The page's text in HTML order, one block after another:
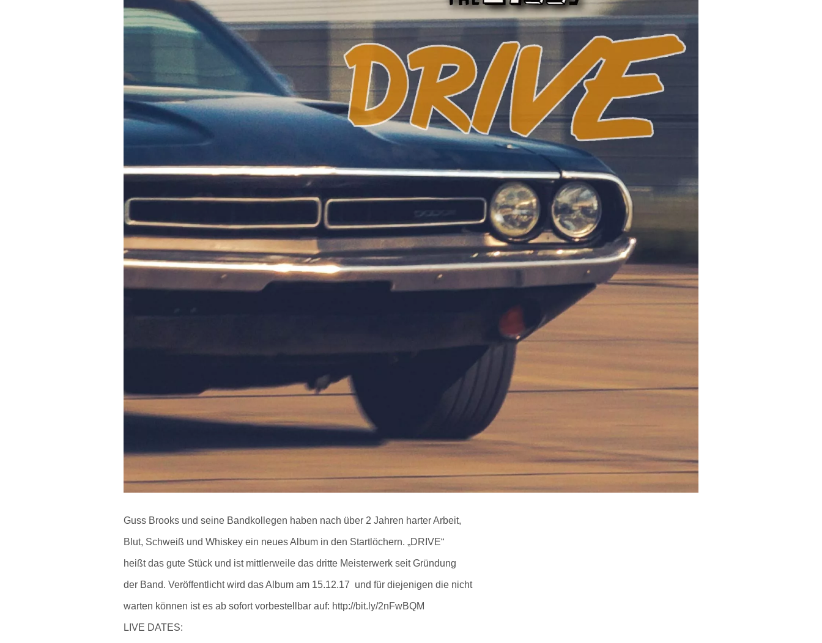
Guss Brooks und seine Bandkollegen haben nach über 2 Jahren harter Arbeit,
Blut, Schweiß und Whiskey ein neues Album in den Startlöchern. „DRIVE“
heißt das gute Stück und ist mittlerweile das dritte Meisterwerk seit Gründung
der Band. Veröffentlicht wird das Album am 15.12.17 und für diejenigen die nicht
warten können ist es ab sofort vorbestellbar auf: http://bit.ly/2nFwBQM
LIVE DATES: